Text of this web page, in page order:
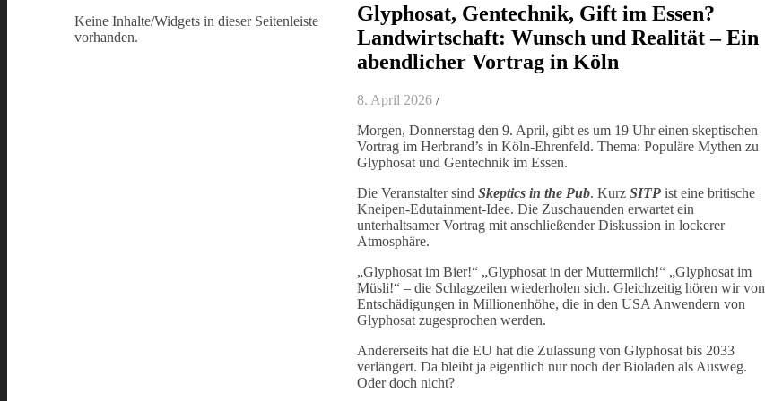
Keine Inhalte/Widgets in dieser Seitenleiste
vorhanden.
Glyphosat, Gentechnik, Gift im Essen?
Landwirtschaft: Wunsch und Realität – Ein
abendlicher Vortrag in Köln
8. April 2026 /
Morgen, Donnerstag den 9. April, gibt es um 19 Uhr einen skeptischen
Vortrag im Herbrand’s in Köln-Ehrenfeld. Thema: Populäre Mythen zu
Glyphosat und Gentechnik im Essen.
Die Veranstalter sind Skeptics in the Pub. Kurz SITPist eine britische
Kneipen-Edutainment-Idee. Die Zuschauenden erwartet ein
unterhaltsamer Vortrag mit anschließender Diskussion in lockerer
Atmosphäre.
„Glyphosat im Bier!“ „Glyphosat in der Muttermilch!“ „Glyphosat im
Müsli!“ – die Schlagzeilen wiederholen sich. Gleichzeitig hören wir von
Entschädigungen in Millionenhöhe, die in den USA Anwendern von
Glyphosat zugesprochen werden.
Andererseits hat die EU hat die Zulassung von Glyphosat bis 2033
verlängert. Da bleibt ja eigentlich nur noch der Bioladen als Ausweg.
Oder doch nicht?